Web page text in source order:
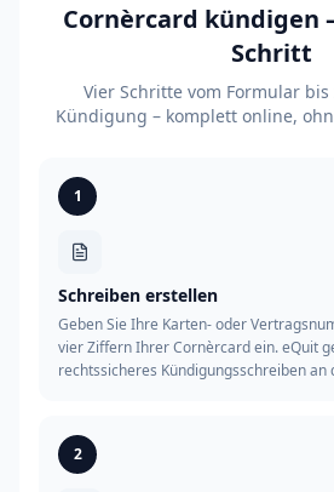
Cornèrcard
Schritt
Vier Schritte vom Formular
Kündigung – komplett online,
1
Schreiben erstellen
Geben Sie Ihre Karten- oder
vier Ziffern Ihrer Cornèrcard ein. eQuit
rechtssicheres Kündigungsschreiben an
2